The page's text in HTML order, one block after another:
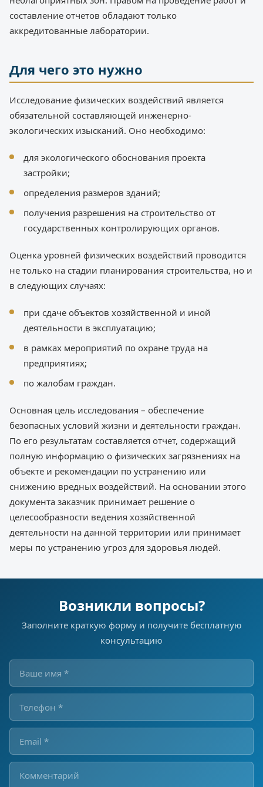
составление отчетов обладают только
аккредитованные лаборатории.
Для чего это нужно
Исследование физических воздействий является
обязательной составляющей инженерно-
экологических изысканий. Оно необходимо:
для экологического обоснования проекта
застройки;
определения размеров зданий;
получения разрешения на строительство от
государственных контролирующих органов.
Оценка уровней физических воздействий проводится
не только на стадии планирования строительства, но и
в следующих случаях:
при сдаче объектов хозяйственной и иной
деятельности в эксплуатацию;
в рамках мероприятий по охране труда на
предприятиях;
по жалобам граждан.
Основная цель исследования – обеспечение
безопасных условий жизни и деятельности граждан.
По его результатам составляется отчет, содержащий
полную информацию о физических загрязнениях на
объекте и рекомендации по устранению или
снижению вредных воздействий. На основании этого
документа заказчик принимает решение о
целесообразности ведения хозяйственной
деятельности на данной территории или принимает
меры по устранению угроз для здоровья людей.
Возникли вопросы?
Заполните краткую форму и получите бесплатную
консультацию